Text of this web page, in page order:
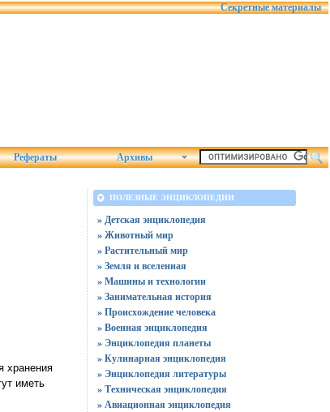
Секретные материалы
Рефераты Архивы
хранения
иметь
ПОЛЕЗНЫЕ ЭНЦИКЛОПЕДИИ
» Детская энциклопедия
» Животный мир
» Растительный мир
» Земля и вселенная
» Машины и технологии
» Занимательная история
» Происхождение человека
» Военная энциклопедия
» Энциклопедия планеты
» Кулинарная энциклопедия
» Энциклопедия литературы
» Техническая энциклопедия
» Авиационная энциклопедия